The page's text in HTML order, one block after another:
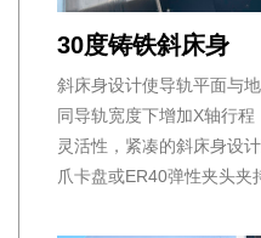
30度铸铁斜床身
斜床身设计使导轨平面与
同导轨宽度下增加X轴行
灵活性，紧凑的斜床身设
爪卡盘或ER40弹性夹头夹